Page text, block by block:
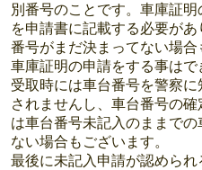
別番号のことです。車庫証
を申請書に記載する必要が
番号がまだ決まってない場
車庫証明の申請をする事は
受取時には車台番号を警察
されませんし、車台番号の
は車台番号未記入のままで
ない場合もございます。
最後に未記入申請が認められ